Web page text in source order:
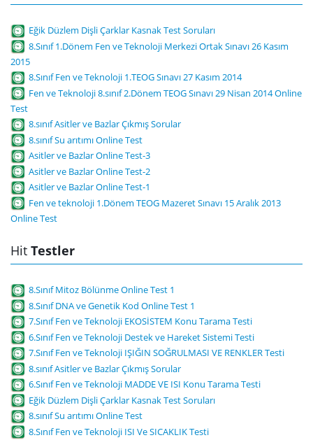
Eğik Düzlem Dişli Çarklar Kasnak Test Soruları
8.Sınıf 1.Dönem Fen ve Teknoloji Merkezi Ortak Sınavı 26 Kasım
2015
8.Sınıf Fen ve Teknoloji 1.TEOG Sınavı 27 Kasım 2014
Fen ve Teknoloji 8.sınıf 2.Dönem TEOG Sınavı 29 Nisan 2014 Online
Test
8.sınıf Asitler ve Bazlar Çıkmış Sorular
8.sınıf Su arıtımı Online Test
Asitler ve Bazlar Online Test-3
Asitler ve Bazlar Online Test-2
Asitler ve Bazlar Online Test-1
Fen ve teknoloji 1.Dönem TEOG Mazeret Sınavı 15 Aralık 2013
Online Test
Hit Testler
8.Sınıf Mitoz Bölünme Online Test 1
8.Sınıf DNA ve Genetik Kod Online Test 1
7.Sınıf Fen ve Teknoloji EKOSİSTEM Konu Tarama Testi
6.Sınıf Fen ve Teknoloji Destek ve Hareket Sistemi Testi
7.Sınıf Fen ve Teknoloji IŞIĞIN SOĞRULMASI VE RENKLER Testi
8.sınıf Asitler ve Bazlar Çıkmış Sorular
6.Sınıf Fen ve Teknoloji MADDE VE ISI Konu Tarama Testi
Eğik Düzlem Dişli Çarklar Kasnak Test Soruları
8.sınıf Su arıtımı Online Test
8.Sınıf Fen ve Teknoloji ISI Ve SICAKLIK Testi